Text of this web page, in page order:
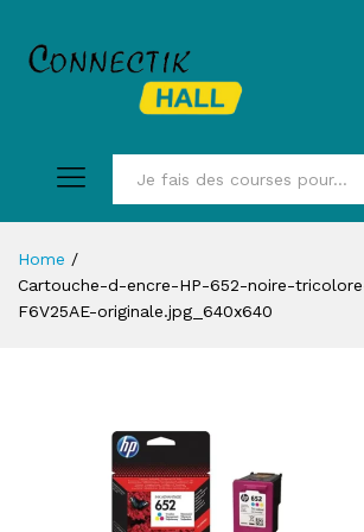
Home /
Cartouche-d-encre-HP-652-noire-
F6V25AE-originale.jpg_640x640